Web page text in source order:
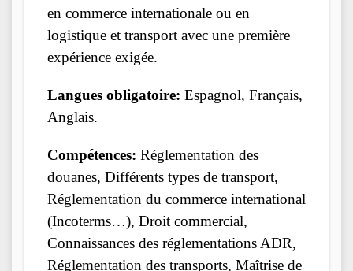
en commerce internationale ou en
logistique et transport avec une première
expérience exigée.
Langues obligatoire: Espagnol, Français,
Anglais.
Compétences: Réglementation des
douanes, Différents types de transport,
Réglementation du commerce international
(Incoterms…), Droit commercial,
Connaissances des réglementations ADR,
Réglementation des transports, Maîtrise de